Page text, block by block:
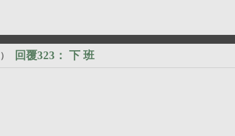
回覆323： 下 班
）